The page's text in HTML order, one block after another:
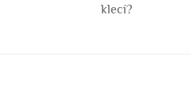
klecí?